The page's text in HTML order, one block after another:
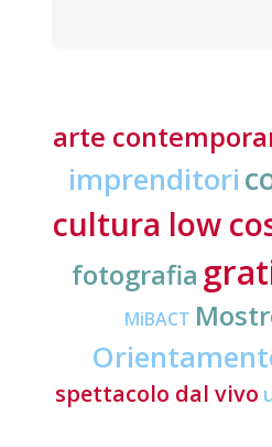
arte
imprenditori
cultura low
fotografia
MiBACT
spettacolo dal vivo